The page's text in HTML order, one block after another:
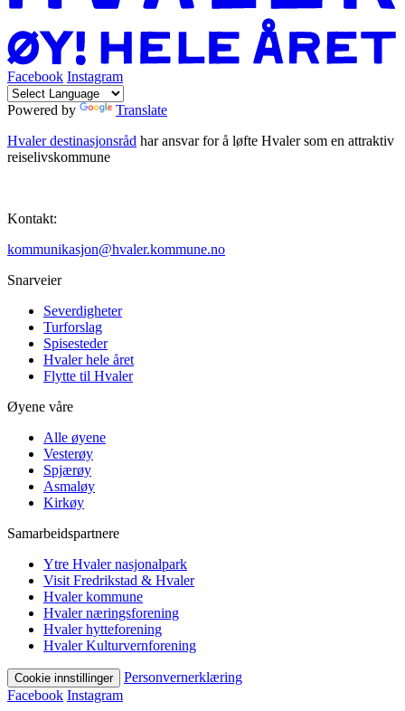
Facebook Instagram
Powered by
Translate
Hvaler destinasjonsråd har ansvar for å løfte Hvaler som en attraktiv
reiselivskommune
Kontakt:
kommunikasjon@hvaler.kommune.no
Snarveier
Severdigheter
Turforslag
Spisesteder
Hvaler hele året
Flytte til Hvaler
Øyene våre
Alle øyene
Vesterøy
Spjærøy
Asmaløy
Kirkøy
Samarbeidspartnere
Ytre Hvaler nasjonalpark
Visit Fredrikstad & Hvaler
Hvaler kommune
Hvaler næringsforening
Hvaler hytteforening
Hvaler Kulturvernforening
Cookie innstillinger
Personvernerklæring
Facebook Instagram